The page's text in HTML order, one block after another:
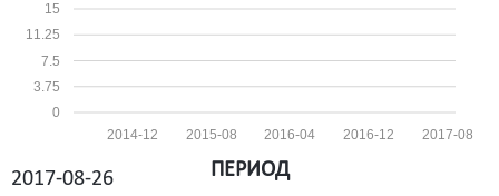
0
3.75
7.5
11.25
15
2017-08
2016-12
2016-04
2015-08
2014-12
2017-08-26
ПЕРИОД